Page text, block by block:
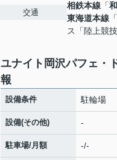
交通
相鉄本線 「
東海道本線 「
ス「陸上競
ユナイト岡沢パフェ・
報
設備条件 駐輪場
設備(その他) -
駐車場/月額 -/-